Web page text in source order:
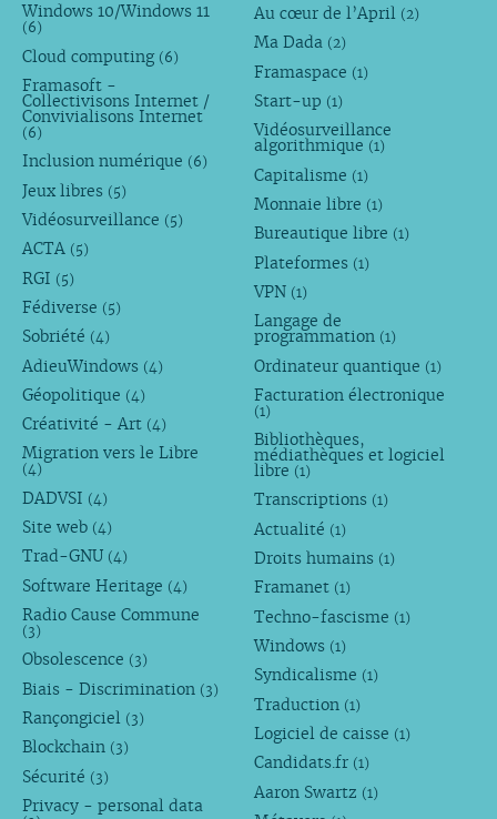
Windows 10/Windows 11
(6)
Cloud computing (6)
Framasoft -
Collectivisons Internet /
Convivialisons Internet
(6)
Inclusion numérique (6)
Jeux libres (5)
Vidéosurveillance (5)
ACTA (5)
RGI (5)
Fédiverse (5)
Sobriété (4)
AdieuWindows (4)
Géopolitique (4)
Créativité - Art (4)
Migration vers le Libre
(4)
DADVSI (4)
Site web (4)
Trad-GNU (4)
Software Heritage (4)
Radio Cause Commune
(3)
Obsolescence (3)
Biais - Discrimination (3)
Rançongiciel (3)
Blockchain (3)
Sécurité (3)
Privacy - personal data
Au cœur de l’April (2)
Ma Dada (2)
Framaspace (1)
Start-up (1)
Vidéosurveillance
algorithmique (1)
Capitalisme (1)
Monnaie libre (1)
Bureautique libre (1)
Plateformes (1)
VPN (1)
Langage de
programmation (1)
Ordinateur quantique (1)
Facturation électronique
(1)
Bibliothèques,
médiathèques et logiciel
libre (1)
Transcriptions (1)
Actualité (1)
Droits humains (1)
Framanet (1)
Techno-fascisme (1)
Windows (1)
Syndicalisme (1)
Traduction (1)
Logiciel de caisse (1)
Candidats.fr (1)
Aaron Swartz (1)